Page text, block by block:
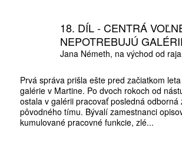
18. DÍL - CENTRÁ
NEPOTREBUJÚ
Jana Németh na východ od raja
Prvá správa prišla ešte pred začiatkom
galérie v Martine. Po dvoch rokoch od
ostala v galérii pracovať posledná odborná
pôvodného tímu. Bývalí zamestnanci
kumulované pracovné funkcie, zlé...